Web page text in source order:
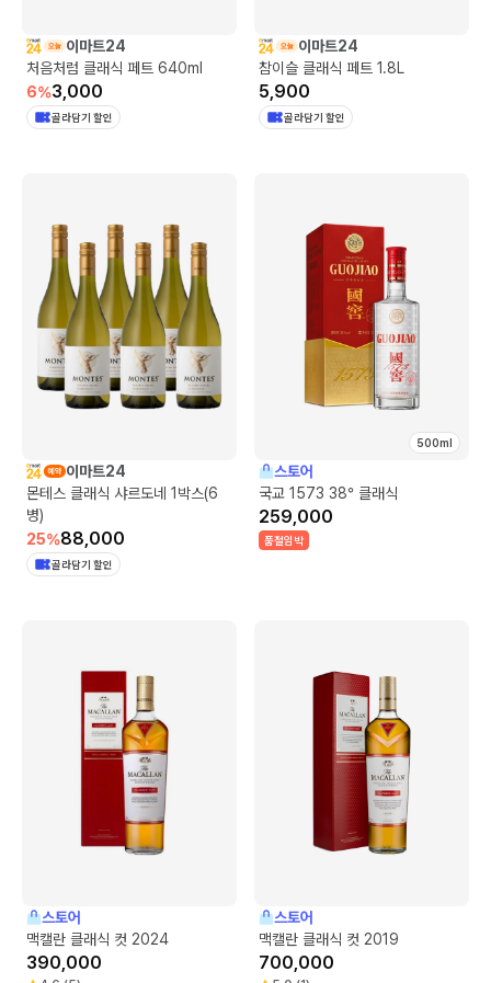
이마트24
처음처럼 클래식 페트 640ml
6%3,000
골라담기 할인
이마트24
참이슬 클래식 페트 1.8L
5,900
골라담기 할인
이마트24
몬테스 클래식 샤르도네 1박스(6
병)
25%88,000
골라담기 할인
500ml
스토어
국교 1573 38° 클래식
259,000
품절임박
스토어
맥캘란 클래식 컷 2024
390,000
스토어
맥캘란 클래식 컷 2019
700,000